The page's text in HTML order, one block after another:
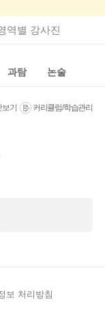
역별 강사진
과탐 논술
기 커리큘럼/학습관리
보 처리방침